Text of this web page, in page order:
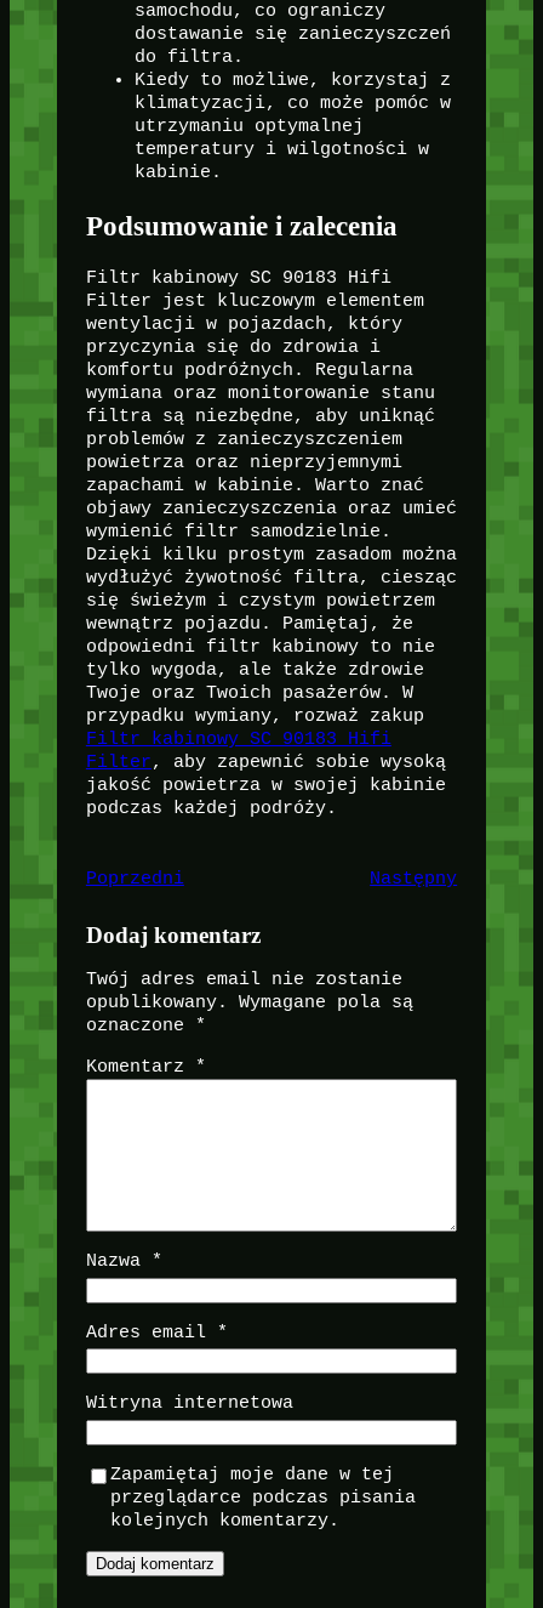
samochodu, co ograniczy
dostawanie się zanieczyszczeń
do filtra.
Kiedy to możliwe, korzystaj z
klimatyzacji, co może pomóc w
utrzymaniu optymalnej
temperatury i wilgotności w
kabinie.
Podsumowanie i zalecenia
Filtr kabinowy SC 90183 Hifi
Filter jest kluczowym elementem
wentylacji w pojazdach, który
przyczynia się do zdrowia i
komfortu podróżnych. Regularna
wymiana oraz monitorowanie stanu
filtra są niezbędne, aby uniknąć
problemów z zanieczyszczeniem
powietrza oraz nieprzyjemnymi
zapachami w kabinie. Warto znać
objawy zanieczyszczenia oraz umieć
wymienić filtr samodzielnie.
Dzięki kilku prostym zasadom można
wydłużyć żywotność filtra, ciesząc
się świeżym i czystym powietrzem
wewnątrz pojazdu. Pamiętaj, że
odpowiedni filtr kabinowy to nie
tylko wygoda, ale także zdrowie
Twoje oraz Twoich pasażerów. W
przypadku wymiany, rozważ zakup
Filtr kabinowy SC 90183 Hifi
Filter, aby zapewnić sobie wysoką
jakość powietrza w swojej kabinie
podczas każdej podróży.
Poprzedni Następny
Dodaj komentarz
Twój adres email nie zostanie
opublikowany.
Wymagane pola są
oznaczone
*
Komentarz *
Nazwa *
Adres email *
Witryna internetowa
Zapamiętaj moje dane w tej
przeglądarce podczas pisania
kolejnych komentarzy.